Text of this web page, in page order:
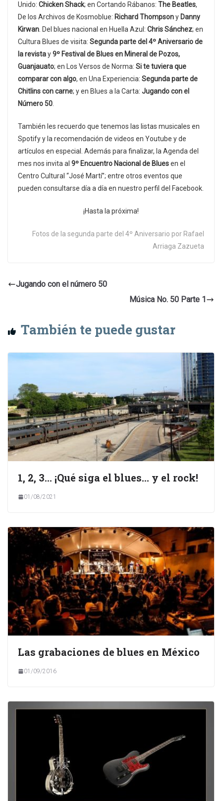
Unido: Chicken Shack; en Cortando Rábanos: The Beatles,
De los Archivos de Kosmoblue: Richard Thompsony Danny
Kirwan . Del blues nacional en Huella Azul: Chris Sánchez; en
Cultura Blues de visita: Segunda parte del 4º Aniversario de
la revistay9º Festival de Blues en Mineral de Pozos,
Guanjauato; en Los Versos de Norma: Si te tuviera que
comparar con algo, en Una Experiencia: Segunda parte de
Chitlins con carne; y en Blues a la Carta: Jugando con el
Número 50
También les recuerdo que tenemos las listas musicales en
Spotify y la recomendación de videos en Youtube y de
artículos en especial. Además para finalizar, la Agenda del
mes nos invita al 9º Encuentro Nacional de Bluesen el
Centro Cultural “José Martí”; entre otros eventos que
pueden consultarse día a día en nuestro perfil del Facebook.
¡Hasta la próxima!
Fotos de la segunda parte del 4º Aniversario por Rafael
Arriaga Zazueta
Jugando con el número 50
Música No. 50 Parte 1
También te puede gustar
1, 2, 3… ¡Qué siga el blues… y el rock!
01/08/2021
Las grabaciones de blues en México
01/09/2016